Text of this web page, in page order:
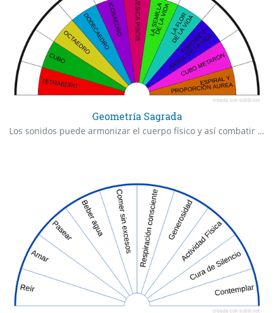
Geometría Sagrada
Los sonidos puede armonizar el cuerpo físico y así combatir malestares específicos o aportar beneficios. 285 Hz – Incita la sanación de células y tejidos, lo cual permite rejuvenecer el cuerpo. 337 Hz – Estabiliza la circulación sanguínea. 396 Hz – Ayuda a combatir pensamientos o sensaciones de baja frecuencia, como el miedo o la culpa. 432 Hz - frecuencia en la que vibra el universo, eleva la conciencia, despertando el inconsciente para ver la realidad, equilibra las emociones. Paz interior. Transmuta y sana el alma, mente y cuerpo. 528 Hz – Supuestamente propicia la regeneración del ADN. 625 Hz – Ayuda al funcionamiento del hígado. 639 Hz – Equilibra la capacidad de relacionarte con otros y fortalece el autoestima. 741 Hz – Limpia las células. 764 Hz – Normaliza el sistema nervioso. 852 Hz – Favorece la intuición. 963 Hz – Activa la glándula pineal.